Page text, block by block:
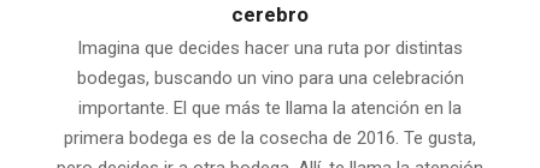
cerebro
Imagina que decides hacer una ruta por distintas
bodegas, buscando un vino para una celebración
importante. El que más te llama la atención en la
primera bodega es de la cosecha de 2016. Te gusta,